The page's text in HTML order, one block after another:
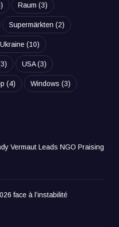
Raum (3)
Supermärkten (2)
Ukraine (10)
USA(3)
(4) Windows (3)
Vermaut Leads NGO Praising
face à l’instabilité